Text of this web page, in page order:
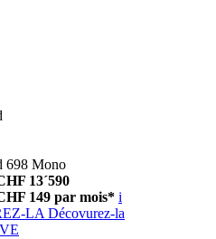
698 Mono
13´590
149 par mois* i
LA Décovurez-la